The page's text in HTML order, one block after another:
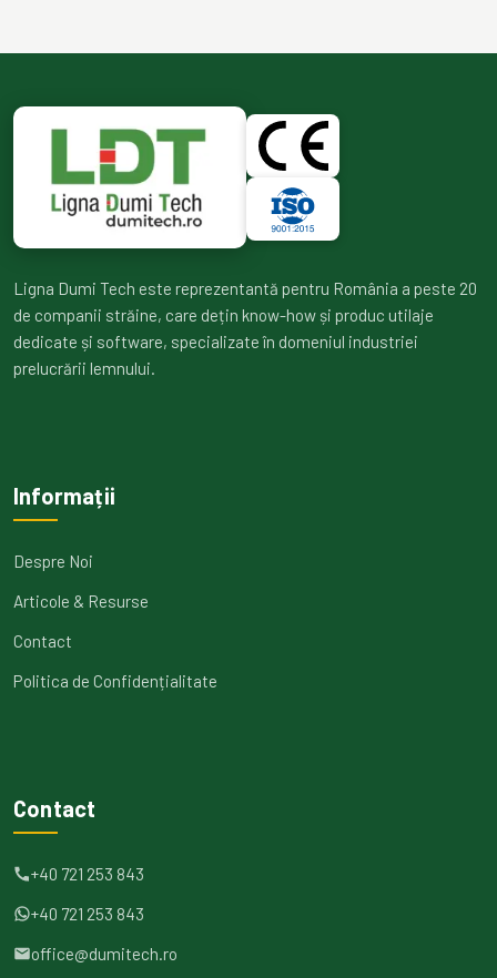
Ligna Dumi Tech este reprezentantă pentru România a peste 20
de companii străine, care dețin know-how și produc utilaje
dedicate și software, specializate în domeniul industriei
prelucrării lemnului.
Informații
Despre Noi
Articole & Resurse
Contact
Politica de Confidențialitate
Contact
+40 721 253 843
+40 721 253 843
office@dumitech.ro